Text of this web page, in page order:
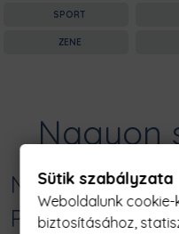
SPORT
ZENE
Nagyon
Nincs találat
Póló"
Sütik szabályzata
Weboldalunk
biztosításához,